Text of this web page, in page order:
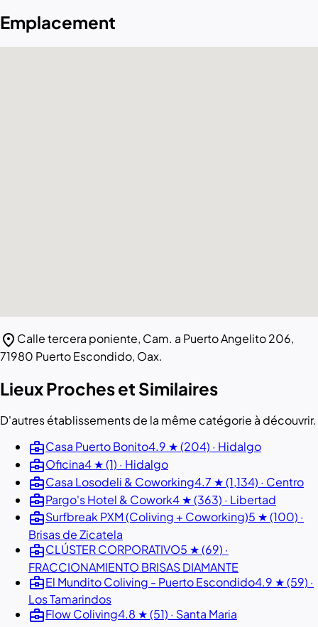
Emplacement
location_on Calle tercera poniente, Cam. a Puerto Angelito 206,
71980 Puerto Escondido, Oax.
Lieux Proches et Similaires
D'autres établissements de la même catégorie à découvrir.
business_centerCasa Puerto Bonito4.9 ★ (204) · Hidalgo
business_centerOficina4 ★ (1) · Hidalgo
business_centerCasa Losodeli & Coworking4.7 ★ (1,134) · Centro
business_centerPargo's Hotel & Cowork4 ★ (363) · Libertad
business_centerSurfbreak PXM (Coliving + Coworking)5 ★ (100) ·
Brisas de Zicatela
business_centerCLÚSTER CORPORATIVO5 ★ (69) ·
FRACCIONAMIENTO BRISAS DIAMANTE
business_centerEl Mundito Coliving - Puerto Escondido4.9 ★ (59) ·
Los Tamarindos
business_centerFlow Coliving4.8 ★ (51) · Santa Maria